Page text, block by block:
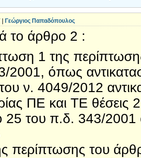
Γεώργιος Παπαδόπουλος
το άρθρο 2 :
1 της
2001, όπως
ν. 4049/2012
ΠΕ και ΤΕ
του π.δ. 343/2001
περίπτωσης του